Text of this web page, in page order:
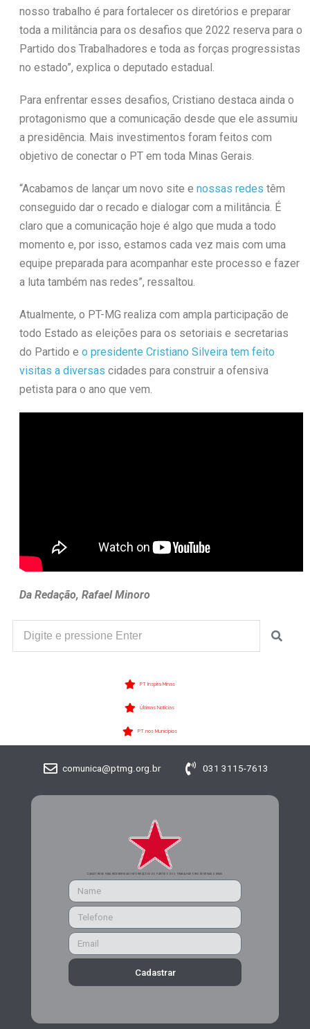
nosso trabalho é para fortalecer os diretórios e preparar
toda a militância para os desafios que 2022 reserva para o
Partido dos Trabalhadores e toda as forças progressistas
no estado”, explica o deputado estadual.
Para enfrentar esses desafios, Cristiano destaca ainda o
protagonismo que a comunicação desde que ele assumiu
a presidência. Mais investimentos foram feitos com
objetivo de conectar o PT em toda Minas Gerais.
“Acabamos de lançar um novo site e nossas redes têm
conseguido dar o recado e dialogar com a militância. É
claro que a comunicação hoje é algo que muda a todo
momento e, por isso, estamos cada vez mais com uma
equipe preparada para acompanhar este processo e fazer
a luta também nas redes”, ressaltou.
Atualmente, o PT-MG realiza com ampla participação de
todo Estado as eleições para os setoriais e secretarias
do Partido e o presidente Cristiano Silveira tem feito
visitas a diversas cidades para construir a ofensiva
petista para o ano que vem.
Da Redação, Rafael Minoro
PT Inspira Minas
Últimas Notícias
PT nos Municípios
comunica@ptmg.org.br 031 3115-7613
CADASTRE-SE PARA RECEBER MAIS INFORMAÇÕES DO PARTIDO DOS TRABALHADORES DE MINAS GERAIS
Cadastrar